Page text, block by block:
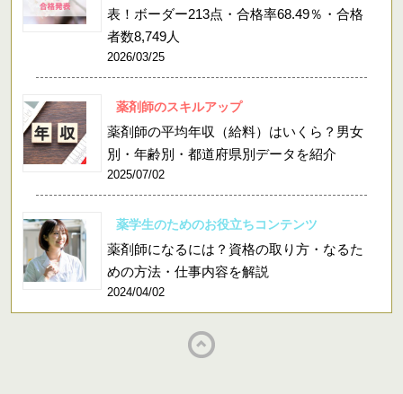
表！ボーダー213点・合格率68.49％・合格
者数8,749人
2026/03/25
薬剤師のスキルアップ
薬剤師の平均年収（給料）はいくら？男女
別・年齢別・都道府県別データを紹介
2025/07/02
薬学生のためのお役立ちコンテンツ
薬剤師になるには？資格の取り方・なるた
めの方法・仕事内容を解説
2024/04/02